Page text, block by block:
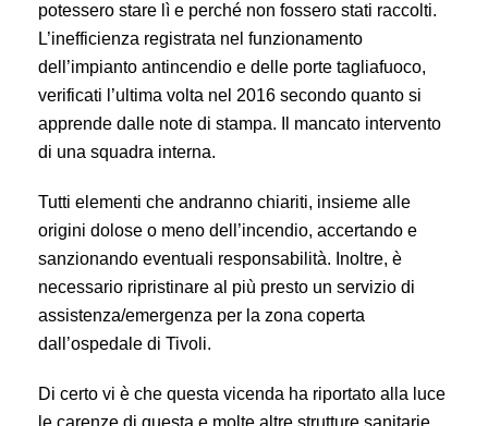
potessero stare lì e perché non fossero stati raccolti.
L’inefficienza registrata nel funzionamento
dell’impianto antincendio e delle porte tagliafuoco,
verificati l’ultima volta nel 2016 secondo quanto si
apprende dalle note di stampa. Il mancato intervento
di una squadra interna.
Tutti elementi che andranno chiariti, insieme alle
origini dolose o meno dell’incendio, accertando e
sanzionando eventuali responsabilità. Inoltre, è
necessario ripristinare al più presto un servizio di
assistenza/emergenza per la zona coperta
dall’ospedale di Tivoli.
Di certo vi è che questa vicenda ha riportato alla luce
le carenze di questa e molte altre strutture sanitarie